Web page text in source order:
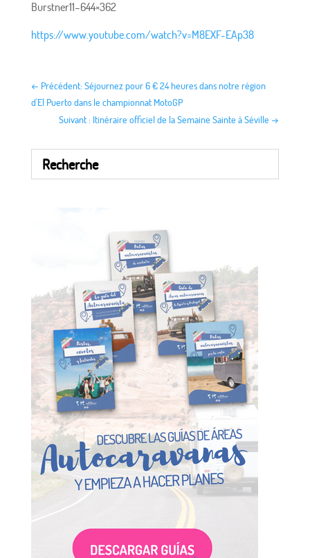
Burstner11–644×362
https://www.youtube.com/watch?v=M8EXF-EAp38
← Précédent: Séjournez pour 6 € 24 heures dans notre région
d'El Puerto dans le championnat MotoGP
Suivant : Itinéraire officiel de la Semaine Sainte à Séville →